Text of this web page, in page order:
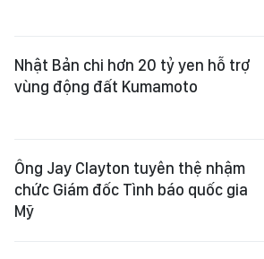
Nhật Bản chi hơn 20 tỷ yen hỗ trợ
vùng động đất Kumamoto
Ông Jay Clayton tuyên thệ nhậm
chức Giám đốc Tình báo quốc gia
Mỹ